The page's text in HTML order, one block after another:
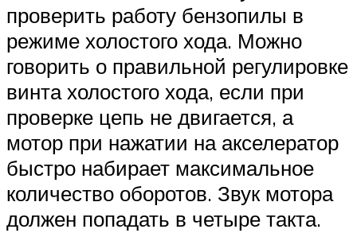
проверить работу бензопилы в
режиме холостого хода. Можно
говорить о правильной регулировке
винта холостого хода, если при
проверке цепь не двигается, а
мотор при нажатии на акселератор
быстро набирает максимальное
количество оборотов. Звук мотора
должен попадать в четыре такта.